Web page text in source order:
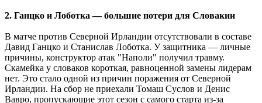
2. Ганцко и Лоботка — большие потери для Словакии
В матче против Северной Ирландии отсутствовали в составе
Давид Ганцко и Станислав Лоботка. У защитника — личные
причины, конструктор атак "Наполи" получил травму.
Скамейка у словаков короткая, равноценной замены лидерам
нет. Это стало одной из причин поражения от Северной
Ирландии. На сбор не приехали Томаш Суслов и Денис
Вавро, пропускающие этот сезон с самого старта из-за